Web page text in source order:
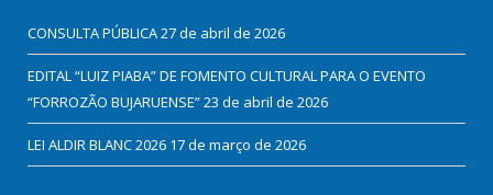
CONSULTA PÚBLICA27 de abril de 2026
EDITAL “LUIZ PIABA” DE FOMENTO CULTURAL PARA O EVENTO
“FORROZÃO BUJARUENSE”23 de abril de 2026
LEI ALDIR BLANC 2026 17 de março de 2026